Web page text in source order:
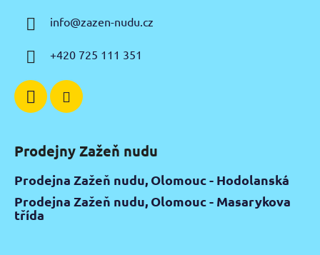
info@zazen-nudu.cz
+420 725 111 351
Prodejny Zažeň nudu
Prodejna Zažeň nudu, Olomouc - Hodolanská
Prodejna Zažeň nudu, Olomouc - Masarykova
třída